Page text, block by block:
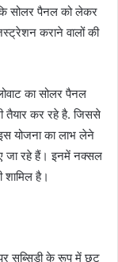
सोलर पैनल को लेकर
कराने वालों की
का सोलर पैनल
तैयार कर रहे है. जिससे
योजना का लाभ लेने
जा रहे हैं। इनमें नक्सल
शामिल है।
सब्सिडी के रूप में छूट